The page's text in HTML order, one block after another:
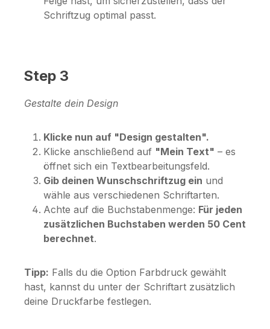
Schriftzug optimal passt.
Step 3
Gestalte dein Design
Klicke nun auf "Design gestalten".
Klicke anschließend auf "Mein Text" – es
öffnet sich ein Textbearbeitungsfeld.
Gib deinen Wunschschriftzug ein und
wähle aus verschiedenen Schriftarten.
Achte auf die Buchstabenmenge: Für jeden
zusätzlichen Buchstaben werden 50 Cent
berechnet.
Tipp: Falls du die Option Farbdruck gewählt
hast, kannst du unter der Schriftart zusätzlich
deine Druckfarbe festlegen.